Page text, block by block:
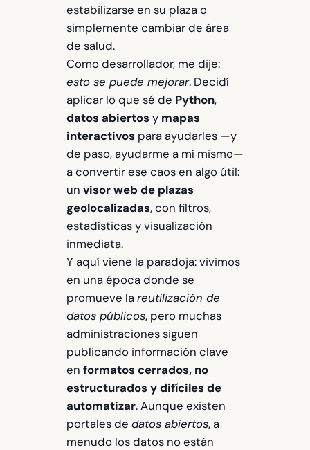
estabilizarse en su plaza o
simplemente cambiar de área
de salud.
Como desarrollador, me dije:
esto se puede mejorar. Decidí
aplicar lo que sé de Python,
datos abiertos y mapas
interactivos para ayudarles —y
de paso, ayudarme a mí mismo—
a convertir ese caos en algo útil:
un visor web de plazas
geolocalizadas, con filtros,
estadísticas y visualización
inmediata.
Y aquí viene la paradoja: vivimos
en una época donde se
promueve lareutilización de
datos públicos, pero muchas
administraciones siguen
publicando información clave
en formatos cerrados, no
estructurados y difíciles de
automatizar. Aunque existen
portales de datos abiertos, a
menudo los datos no están